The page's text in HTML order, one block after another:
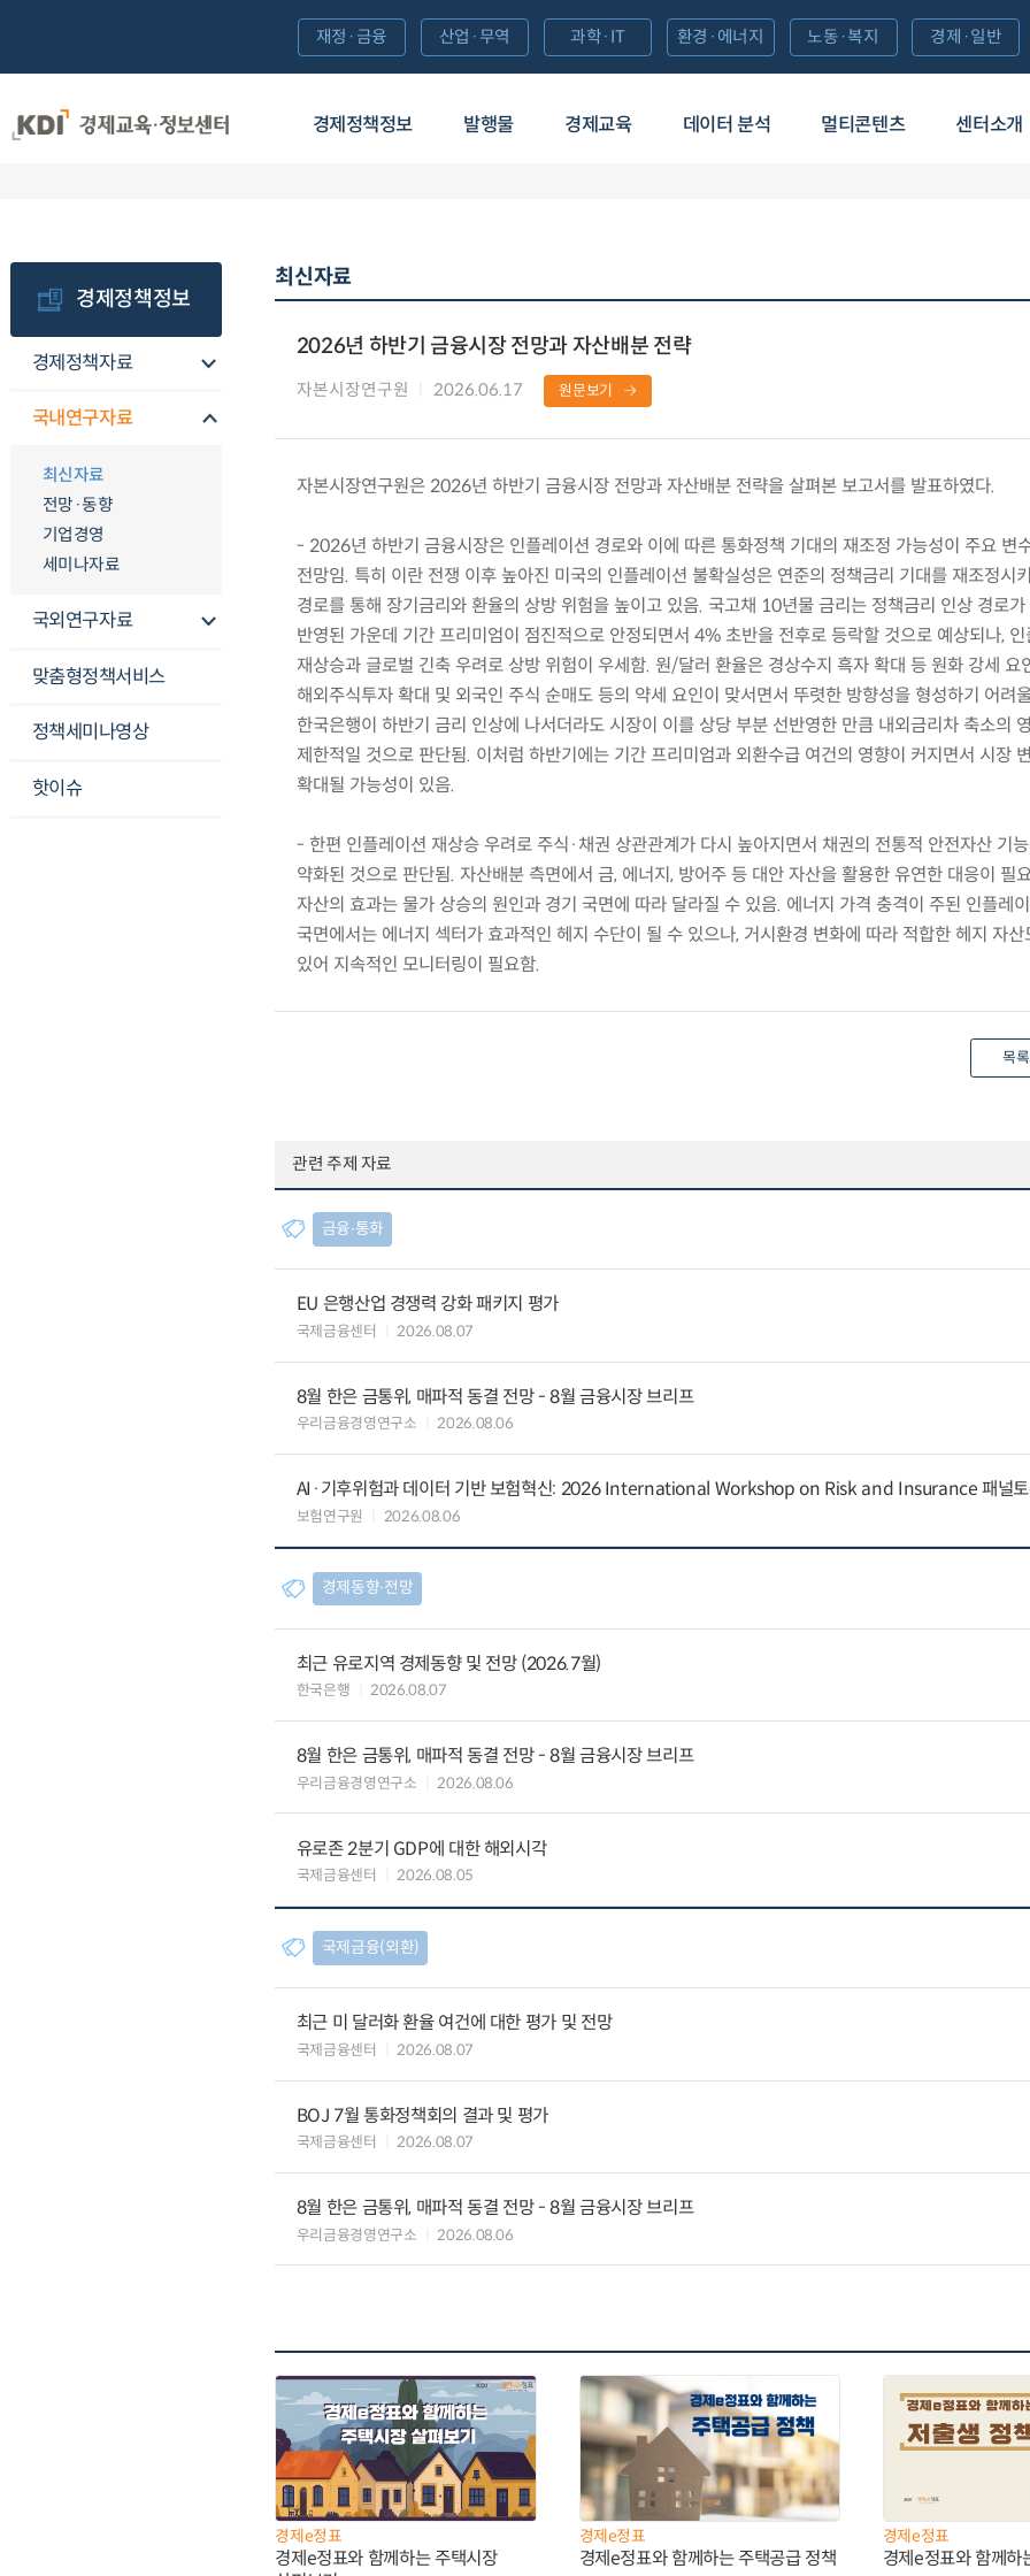
경제정책정보 발행물 경제교육 데이터 분석 멀티콘텐츠 센터소개
재정·금융 산업·무역 과학·IT 환경·에너지 노동·복지 경제·일반
경제정책정보
경제정책자료
국내연구자료
최신자료
전망·동향
기업경영
세미나자료
국외연구자료
맞춤형정책서비스
정책세미나영상
핫이슈
최신자료
2026년 하반기 금융시장 전망과 자산배분 전략
자본시장연구원 2026.06.17 원문보기
자본시장연구원은 2026년 하반기 금융시장 전망과 자산배분 전략을 살펴본 보고서를 발표하였다.
- 2026년 하반기 금융시장은 인플레이션 경로와 이에 따른 통화정책 기대의 재조정 가능성이 주요 변
전망임. 특히 이란 전쟁 이후 높아진 미국의 인플레이션 불확실성은 연준의 정책금리 기대를 재조정시
경로를 통해 장기금리와 환율의 상방 위험을 높이고 있음. 국고채 10년물 금리는 정책금리 인상 경로
반영된 가운데 기간 프리미엄이 점진적으로 안정되면서 4% 초반을 전후로 등락할 것으로 예상되나, 인
재상승과 글로벌 긴축 우려로 상방 위험이 우세함. 원/달러 환율은 경상수지 흑자 확대 등 원화 강세 요
해외주식투자 확대 및 외국인 주식 순매도 등의 약세 요인이 맞서면서 뚜렷한 방향성을 형성하기 어려
한국은행이 하반기 금리 인상에 나서더라도 시장이 이를 상당 부분 선반영한 만큼 내외금리차 축소의
제한적일 것으로 판단됨. 이처럼 하반기에는 기간 프리미엄과 외환수급 여건의 영향이 커지면서 시장
확대될 가능성이 있음.
- 한편 인플레이션 재상승 우려로 주식·채권 상관관계가 다시 높아지면서 채권의 전통적 안전자산 기
약화된 것으로 판단됨. 자산배분 측면에서 금, 에너지, 방어주 등 대안 자산을 활용한 유연한 대응이 필
자산의 효과는 물가 상승의 원인과 경기 국면에 따라 달라질 수 있음. 에너지 가격 충격이 주된 인플레
국면에서는 에너지 섹터가 효과적인 헤지 수단이 될 수 있으나, 거시환경 변화에 따라 적합한 헤지 자산
있어 지속적인 모니터링이 필요함.
목
관련 주제 자료
금융∙통화
EU 은행산업 경쟁력 강화 패키지 평가
국제금융센터 2026.08.07
8월 한은 금통위, 매파적 동결 전망 - 8월 금융시장 브리프
우리금융경영연구소 2026.08.06
AI·기후위험과 데이터 기반 보험혁신: 2026 International Workshop on Risk and Insurance 패널토
보험연구원 2026.08.06
경제동향∙전망
최근 유로지역 경제동향 및 전망 (2026.7월)
한국은행 2026.08.07
8월 한은 금통위, 매파적 동결 전망 - 8월 금융시장 브리프
우리금융경영연구소 2026.08.06
유로존 2분기 GDP에 대한 해외시각
국제금융센터 2026.08.05
국제금융(외환)
최근 미 달러화 환율 여건에 대한 평가 및 전망
국제금융센터 2026.08.07
BOJ 7월 통화정책회의 결과 및 평가
국제금융센터 2026.08.07
8월 한은 금통위, 매파적 동결 전망 - 8월 금융시장 브리프
우리금융경영연구소 2026.08.06
경제e정표
경제e정표와 함께하는 주택시장
경제e정표
경제e정표와 함께하는 주택공급 정책
경제e정표
경제e정표와 함께하